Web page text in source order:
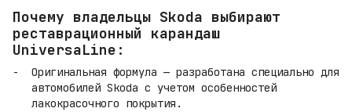
Почему владельцы Skoda выбирают
реставрационный карандаш
UniversaLine:
Оригинальная формула — разработана специально для
автомобилей Skoda с учетом особенностей
лакокрасочного покрытия.